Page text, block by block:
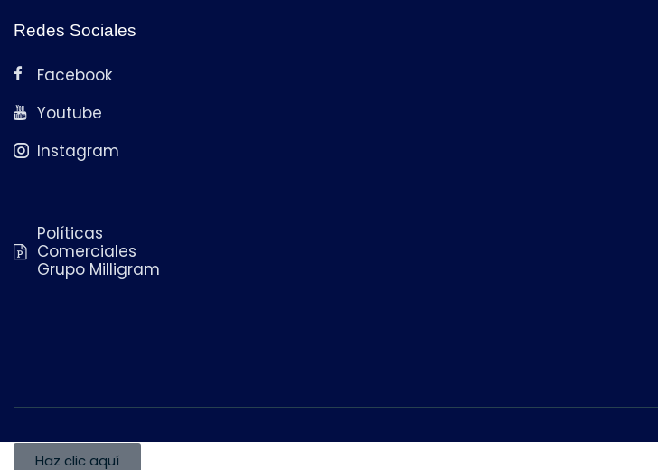
Redes Sociales
Facebook
Youtube
Instagram
Políticas
Comerciales
Grupo Milligram
Haz clic aquí